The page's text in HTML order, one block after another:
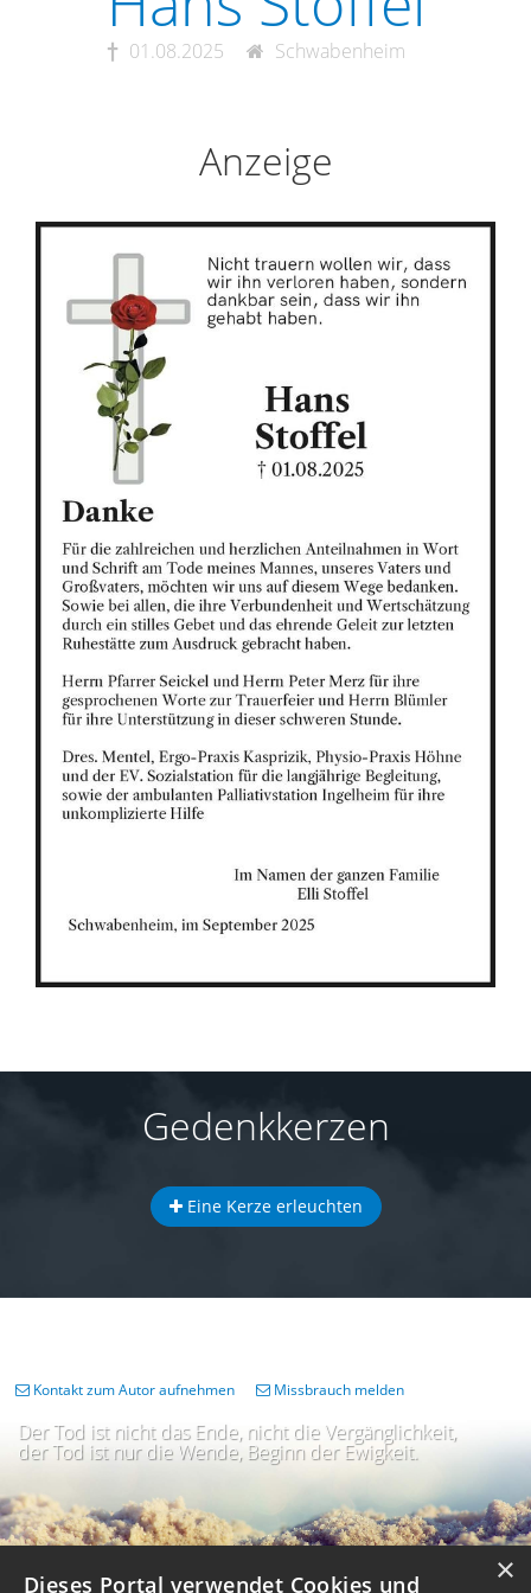
01.08.2025 Schwabenheim
Anzeige
Gedenkkerzen
Eine Kerze erleuchten
Der Tod ist nicht das Ende, nicht die Vergänglichkeit,
der Tod ist nur die Wende, Beginn der Ewigkeit.
Kontakt zum Autor aufnehmen Missbrauch melden
×
Dieses Portal verwendet Cookies und